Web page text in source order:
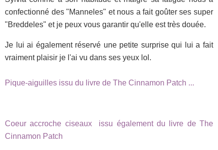
confectionné des "Manneles" et nous a fait goûter ses super
"Breddeles" et je peux vous garantir qu'elle est très douée.
Je lui ai également réservé une petite surprise qui lui a fait
vraiment plaisir je l'ai vu dans ses yeux lol.
Pique-aiguilles issu du livre de The Cinnamon Patch ...
Coeur accroche ciseaux issu également du livre de The
Cinnamon Patch